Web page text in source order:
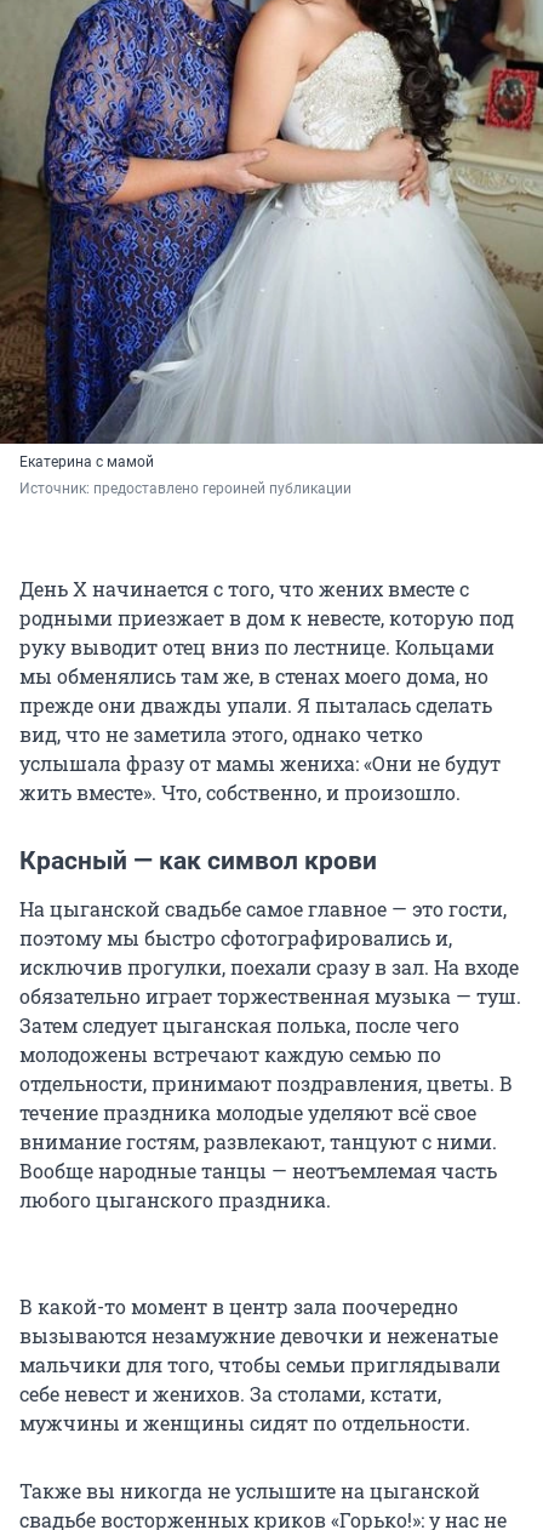
Екатерина с мамой
Источник: предоставлено героиней публикации
День Х начинается с того, что жених вместе с
родными приезжает в дом к невесте, которую под
руку выводит отец вниз по лестнице. Кольцами
мы обменялись там же, в стенах моего дома, но
прежде они дважды упали. Я пыталась сделать
вид, что не заметила этого, однако четко
услышала фразу от мамы жениха: «Они не будут
жить вместе». Что, собственно, и произошло.
Красный — как символ крови
На цыганской свадьбе самое главное — это гости,
поэтому мы быстро сфотографировались и,
исключив прогулки, поехали сразу в зал. На входе
обязательно играет торжественная музыка — туш.
Затем следует цыганская полька, после чего
молодожены встречают каждую семью по
отдельности, принимают поздравления, цветы. В
течение праздника молодые уделяют всё свое
внимание гостям, развлекают, танцуют с ними.
Вообще народные танцы — неотъемлемая часть
любого цыганского праздника.
В какой-то момент в центр зала поочередно
вызываются незамужние девочки и неженатые
мальчики для того, чтобы семьи приглядывали
себе невест и женихов. За столами, кстати,
мужчины и женщины сидят по отдельности.
Также вы никогда не услышите на цыганской
свадьбе восторженных криков «Горько!»: у нас не